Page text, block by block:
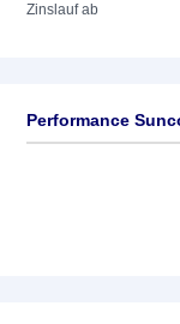
Zinslauf ab
Performance